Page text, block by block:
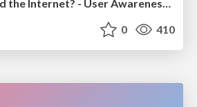
Have SEOs Ruined the Internet? - User Awareness of SEO in 2025
0 410